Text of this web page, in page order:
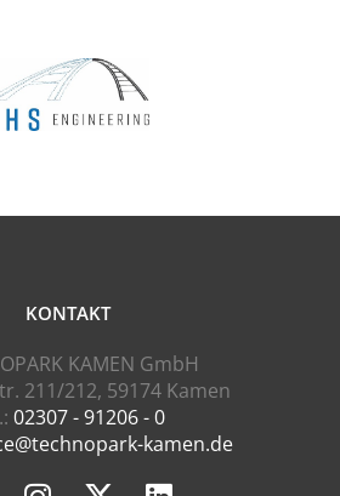
KONTAKT
KAMEN GmbH
211/212, 59174 Kamen
02307 - 91206 - 0
kamen.de